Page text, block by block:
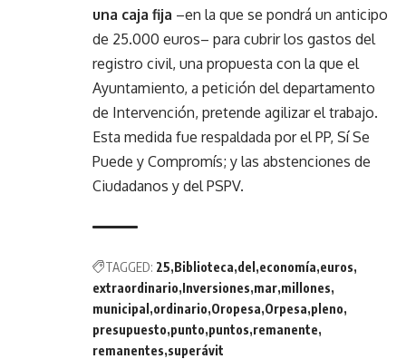
una caja fija –en la que se pondrá un anticipo
de 25.000 euros– para cubrir los gastos del
registro civil, una propuesta con la que el
Ayuntamiento, a petición del departamento
de Intervención, pretende agilizar el trabajo.
Esta medida fue respaldada por el PP, Sí Se
Puede y Compromís; y las abstenciones de
Ciudadanos y del PSPV.
TAGGED: 25 Biblioteca del economía euros
extraordinario Inversiones mar millones
municipal ordinario Oropesa Orpesa pleno
presupuesto punto puntos remanente
remanentes superávit